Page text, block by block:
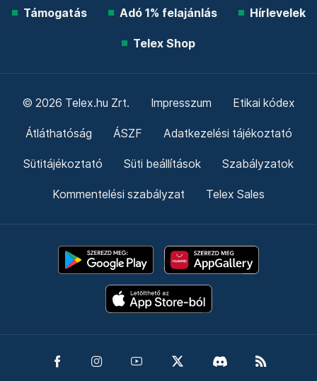
Támogatás Adó 1% felajánlás Hírlevelek
Telex Shop
© 2026 Telex.hu Zrt. Impresszum Etikai kódex
Átláthatóság ÁSZF Adatkezelési tájékoztató
Sütitájékoztató Süti beállítások Szabályzatok
Kommentelési szabályzat Telex Sales